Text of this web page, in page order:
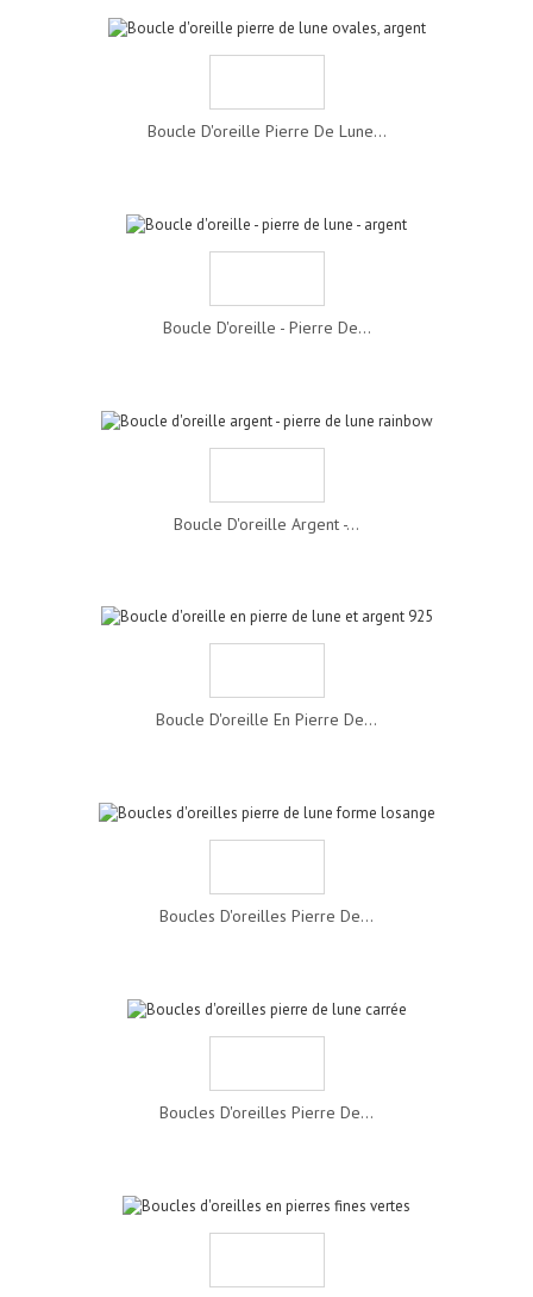
Boucle D'oreille Pierre De Lune...
Boucle D'oreille - Pierre De...
Boucle D'oreille Argent -...
Boucle D'oreille En Pierre De...
Boucles D'oreilles Pierre De...
Boucles D'oreilles Pierre De...